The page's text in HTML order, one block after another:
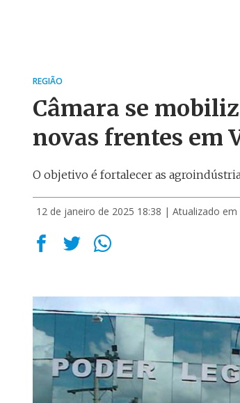
REGIÃO
Câmara se
novas frentes em
O objetivo é fortalecer as
12 de janeiro de 2025 18:38 | Atualizado em